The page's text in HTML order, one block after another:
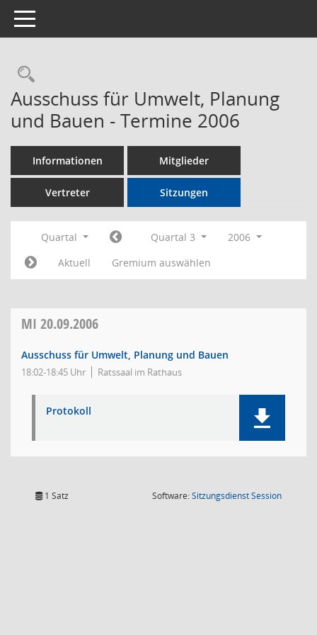
Toggle navigation
Rechercheauswahl
Ausschuss für Umwelt, Planung
und Bauen - Termine 2006
Informationen Mitglieder
Vertreter Sitzungen
Quartal Quartal 3
2006
Aktuell
Gremium auswählen
MI 20.09.2006
Ausschuss für Umwelt, Planung und Bauen
18:02-18:45 Uhr Ratssaal im Rathaus
Protokoll
1 Satz Software:SitzungsdienstSession(Wird in